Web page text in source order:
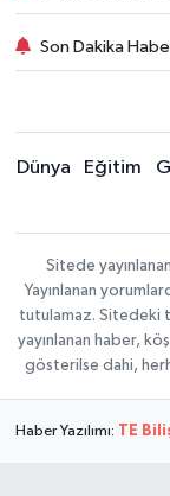
Son Dakika
Dünya Eğitim
Sitede
Yayınlanan
tutulamaz. Sitedeki
yayınlanan haber,
gösterilse dahi,
Haber Yazılımı: TE